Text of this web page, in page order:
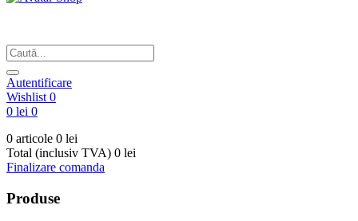
Autentificare
Wishlist 0
0 lei 0
0 articole 0 lei
Total (inclusiv TVA) 0 lei
Finalizare comanda
Produse